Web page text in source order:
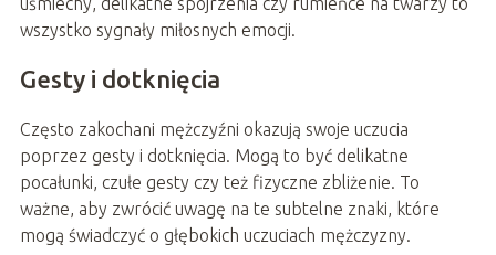
wszystko sygnały miłosnych emocji.
Gesty i dotknięcia
Często zakochani mężczyźni okazują swoje uczucia
poprzez gesty i dotknięcia. Mogą to być delikatne
pocałunki, czułe gesty czy też fizyczne zbliżenie. To
ważne, aby zwrócić uwagę na te subtelne znaki, które
mogą świadczyć o głębokich uczuciach mężczyzny.